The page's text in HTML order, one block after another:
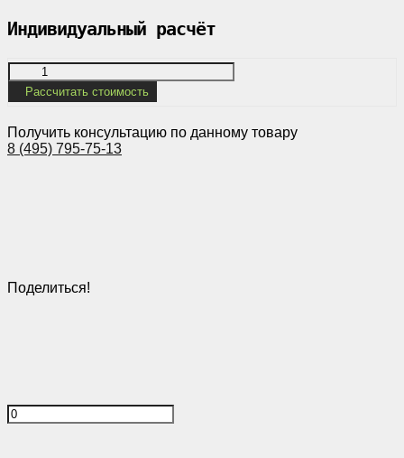
Индивидуальный расчёт
Рассчитать стоимость
Получить консультацию по данному товару
8 (495) 795-75-13
Поделиться!